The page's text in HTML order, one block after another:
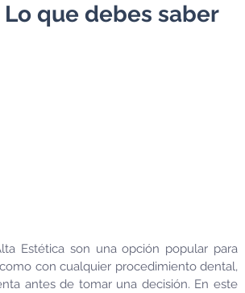
que debes saber
Estética son una opción popular para
con cualquier procedimiento dental,
antes de tomar una decisión. En este